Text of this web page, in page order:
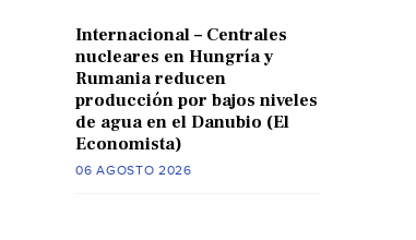
Internacional – Centrales
nucleares en Hungría y
Rumania reducen
producción por bajos niveles
de agua en el Danubio (El
Economista)
06 AGOSTO 2026